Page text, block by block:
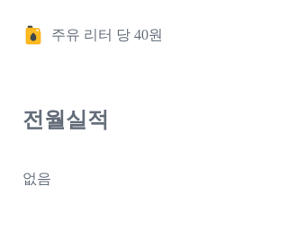
주유 리터 당 40원
전월실적
없음